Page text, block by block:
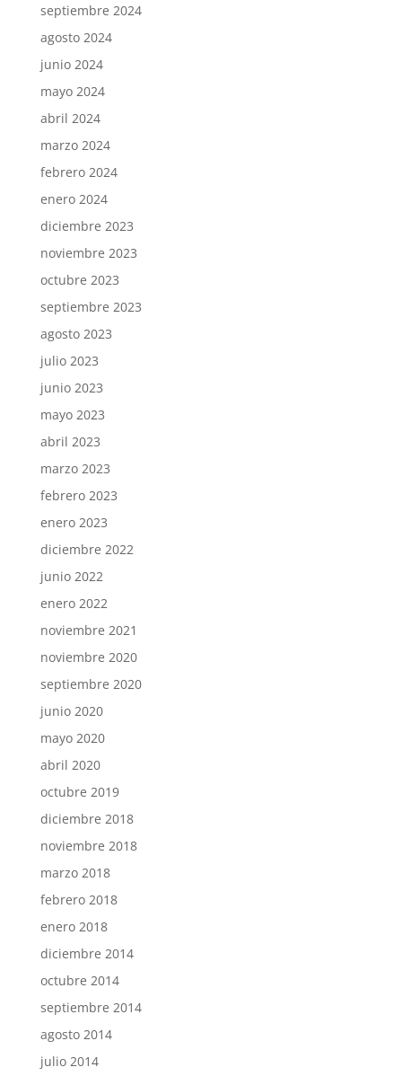
septiembre 2024
agosto 2024
junio 2024
mayo 2024
abril 2024
marzo 2024
febrero 2024
enero 2024
diciembre 2023
noviembre 2023
octubre 2023
septiembre 2023
agosto 2023
julio 2023
junio 2023
mayo 2023
abril 2023
marzo 2023
febrero 2023
enero 2023
diciembre 2022
junio 2022
enero 2022
noviembre 2021
noviembre 2020
septiembre 2020
junio 2020
mayo 2020
abril 2020
octubre 2019
diciembre 2018
noviembre 2018
marzo 2018
febrero 2018
enero 2018
diciembre 2014
octubre 2014
septiembre 2014
agosto 2014
julio 2014